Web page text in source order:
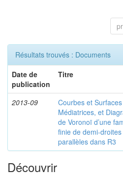
Résultats trouvés : Documents
Date de
publication
Titre
2013-09
Courbes et Surfaces
Médiatrices, et
de Voronoï d’une
finie de demi-droites
parallèles dans R3
Découvrir